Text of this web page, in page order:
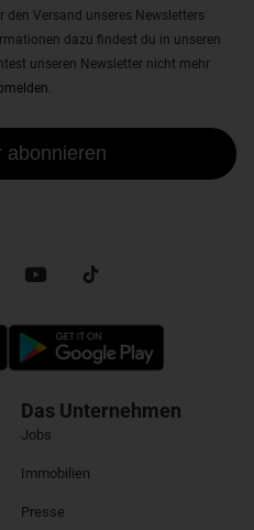
den Versand unseres Newsletters
dazu findest du in unseren
unseren Newsletter nicht mehr
abonnieren
Das Unternehmen
Jobs
Immobilien
Presse